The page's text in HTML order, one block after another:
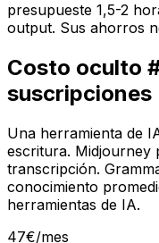
presupueste 1,5-2
output. Sus ahorros
Costo oculto
suscripciones
Una herramienta de
escritura. Midjourney
transcripción.
conocimiento
herramientas de IA.
47€/mes